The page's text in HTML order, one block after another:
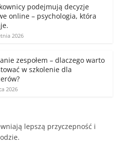
podejmują decyzje
online – psychologia, która
2026
zespołem – dlaczego warto
w szkolenie dla
2026
lepszą przyczepność i